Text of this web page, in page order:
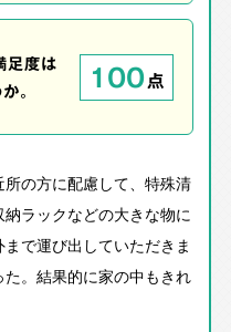
足度は
。
100点
の方に配慮して、特殊清
ラックなどの大きな物に
で運び出していただきま
。結果的に家の中もきれ